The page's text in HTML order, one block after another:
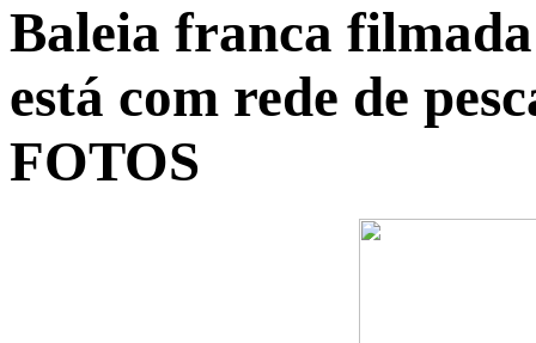
Baleia franca
está com rede de
FOTOS